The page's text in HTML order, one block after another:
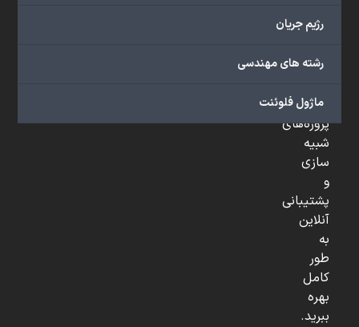
رژیم جریان
رشته های مهندسی
ماژول فلوئنت
آموزشی،
آموزشی،
تخصصی،
پروژه‌های
شبیه
سازی
و
پشتیبانی
آنلاین
به
طور
کامل
بهره
ببرید.